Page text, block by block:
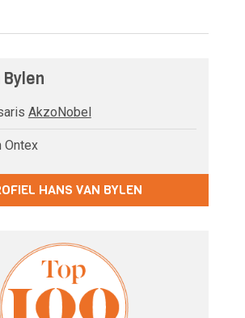
Bylen
AkzoNobel
Ontex
HANS VAN BYLEN